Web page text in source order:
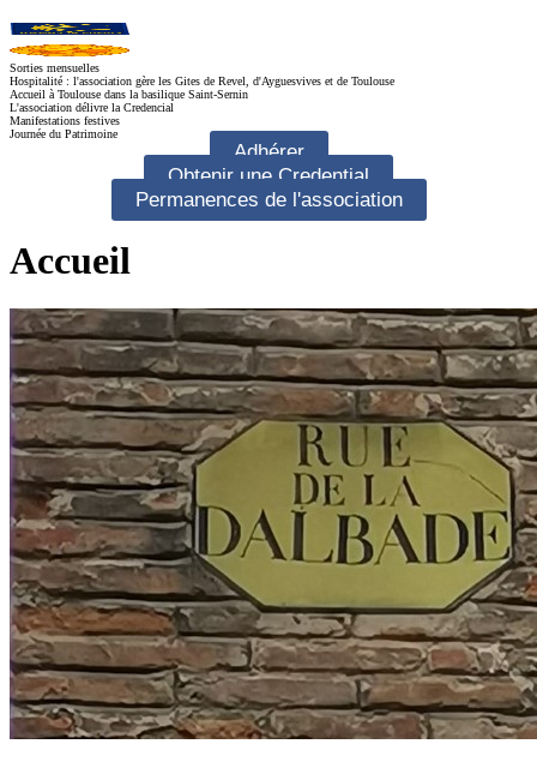
Sorties mensuelles
Hospitalité : l'association gère les Gites de Revel, d'Ayguesvives et de Toulouse
Accueil à Toulouse dans la basilique Saint-Sernin
L'association délivre la Credencial
Manifestations festives
Journée du Patrimoine
Adhérer
Obtenir une Credential
Permanences de l'association
Accueil